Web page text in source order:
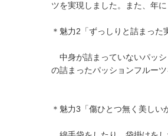
ツを実現しました。また、年
＊魅力2「ずっしりと詰まった
中身が詰まっていないパッシ
の詰まったパッションフルー
＊魅力3「傷ひとつ無く美しい